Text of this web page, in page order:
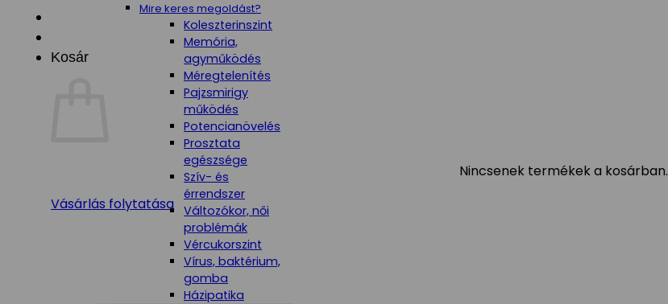
Kosár
Nincsenek termékek a kosárban.
Vásárlás folytatása
Mire keres megoldást?
Koleszterinszint
Memória,
agyműködés
Méregtelenítés
Pajzsmirigy
működés
Potencianövelés
Prosztata
egészsége
Szív- és
érrendszer
Változókor, női
problémák
Vércukorszint
Vírus, baktérium,
gomba
Házipatika